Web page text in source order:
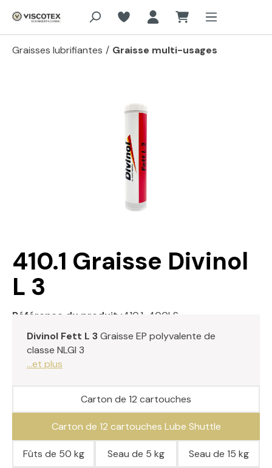
Aller au contenu principal
Graisses lubrifiantes / Graisse multi-usages
410.1 Graisse Divinol
L 3
Référence du produit : 410.1-400LS
Divinol Fett L 3Graisse EP polyvalente de
classe NLGI 3
...et plus
Carton de 12 cartouches
Carton de 12 cartouches Lube Shuttle
Fûts de 50 kg Seau de 5 kg Seau de 15 kg